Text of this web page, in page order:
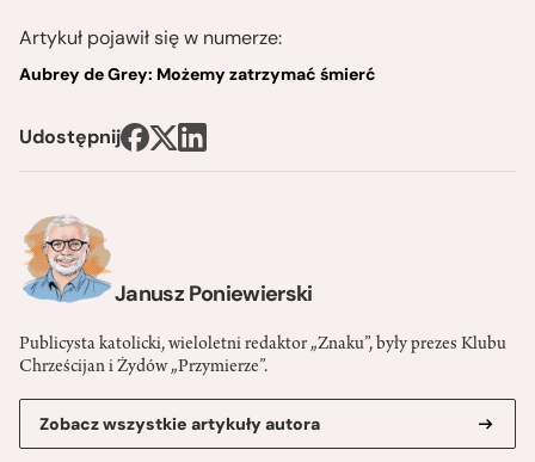
Janusz Poniewierski
Publicysta katolicki, wieloletni redaktor „Znaku”, były prezes Klubu
Chrześcijan i Żydów „Przymierze”.
Zobacz wszystkie artykuły autora
Artykuł pojawił się w numerze:
Aubrey de Grey: Możemy zatrzymać śmierć
Udostępnij